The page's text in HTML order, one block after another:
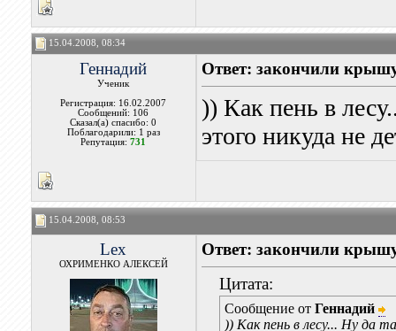
15.04.2008, 08:34
Геннадий
Ученик
Регистрация: 16.02.2007
Сообщений: 106
Сказал(а) спасибо: 0
Поблагодарили: 1 раз
Репутация:731
Ответ: закончили
)) Как пень в
этого никуда не
15.04.2008, 08:53
Lex
ОХРИМЕНКО АЛЕКСЕЙ
Ответ: закончили
Цитата:
Сообщение от Геннадий
)) Как пень в лесу... Ну да